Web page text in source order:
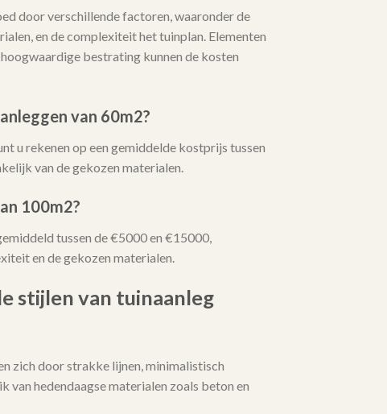
door verschillende factoren, waaronder de
en de complexiteit het tuinplan. Elementen
hoogwaardige bestrating kunnen de kosten
van 60m2?
u rekenen op een gemiddelde kostprijs tussen
van de gekozen materialen.
100m2?
tussen de €5000 en €15000,
en de gekozen materialen.
stijlen van tuinaanleg
zich door strakke lijnen, minimalistisch
van hedendaagse materialen zoals beton en